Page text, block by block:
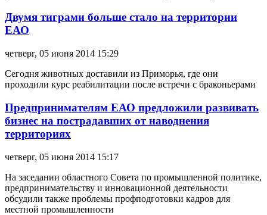
Двумя тиграми больше стало на территории
ЕАО
четверг, 05 июня 2014 15:29
Сегодня животных доставили из Приморья, где они
проходили курс реабилитации после встречи с браконьерами
Предпринимателям ЕАО предложили развивать
бизнес на пострадавших от наводнения
территориях
четверг, 05 июня 2014 15:17
На заседании областного Совета по промышленной политике,
предпринимательству и инновационной деятельности
обсудили также проблемы профподготовки кадров для
местной промышленности